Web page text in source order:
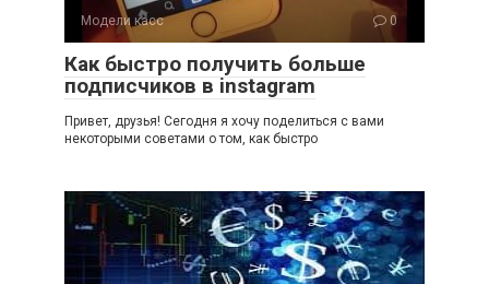
Модели касс 0
Как быстро получить больше
подписчиков в instagram
Привет, друзья! Сегодня я хочу поделиться с вами
некоторыми советами о том, как быстро